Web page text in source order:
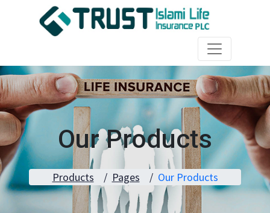
Our Products
Products Pages Our Products